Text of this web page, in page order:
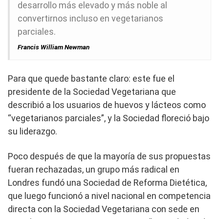
desarrollo más elevado y más noble al
convertirnos incluso en vegetarianos
parciales.
Francis William Newman
Para que quede bastante claro: este fue el
presidente de la Sociedad Vegetariana que
describió a los usuarios de huevos y lácteos como
“vegetarianos parciales”, y la Sociedad floreció bajo
su liderazgo.
Poco después de que la mayoría de sus propuestas
fueran rechazadas, un grupo más radical en
Londres fundó una Sociedad de Reforma Dietética,
que luego funcionó a nivel nacional en competencia
directa con la Sociedad Vegetariana con sede en